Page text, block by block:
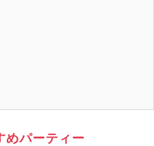
めパーティー